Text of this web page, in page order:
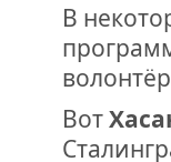
В
Вот